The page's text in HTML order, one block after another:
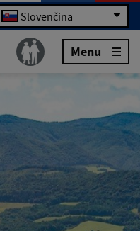
Slovenčina
Menu